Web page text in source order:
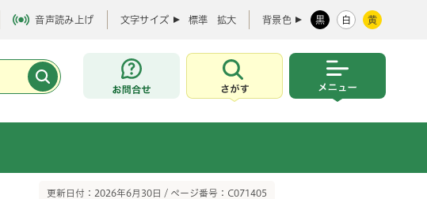
音声読み上げ 文字サイズ 標準 拡大 背景色 黒 白 黄
お問合せ
さがす
更新日付：2026年6月30日 / ページ番号：C071405